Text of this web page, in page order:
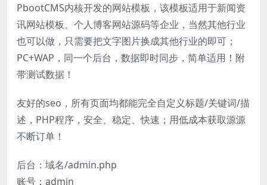
PbootCMS内核开发的网站模板，该模板适用于新闻资
讯网站模板、个人博客网站源码等企业，当然其他行业
也可以做，只需要把文字图片换成其他行业的即可；
PC+WAP，同一个后台，数据即时同步，简单适用！附
带测试数据！
友好的seo，所有页面均都能完全自定义标题/关键词/描
述，PHP程序，安全、稳定、快速；用低成本获取源源
不断订单！
后台：域名/admin.php
账号：admin